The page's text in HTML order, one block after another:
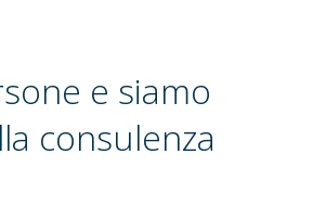
e siamo
consulenza